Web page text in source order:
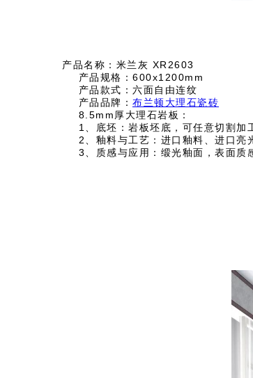
产品名称：米兰灰 XR2603
产品规格：600x1200mm
产品款式：六面自由连纹
产品品牌： 布兰顿大理石瓷砖
8.5mm厚大理石岩板：
1、底坯：岩板坯底，可任意切割加工，
2、釉料与工艺：进口釉料、进口亮光墨
3、质感与应用：缎光釉面，表面质感、触